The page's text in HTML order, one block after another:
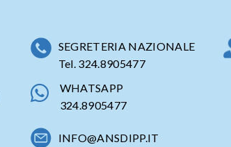
SEGRETERIA NAZIONALE
Tel. 324.8905477
WHATSAPP
324.8905477
INFO@ANSDIPP.IT